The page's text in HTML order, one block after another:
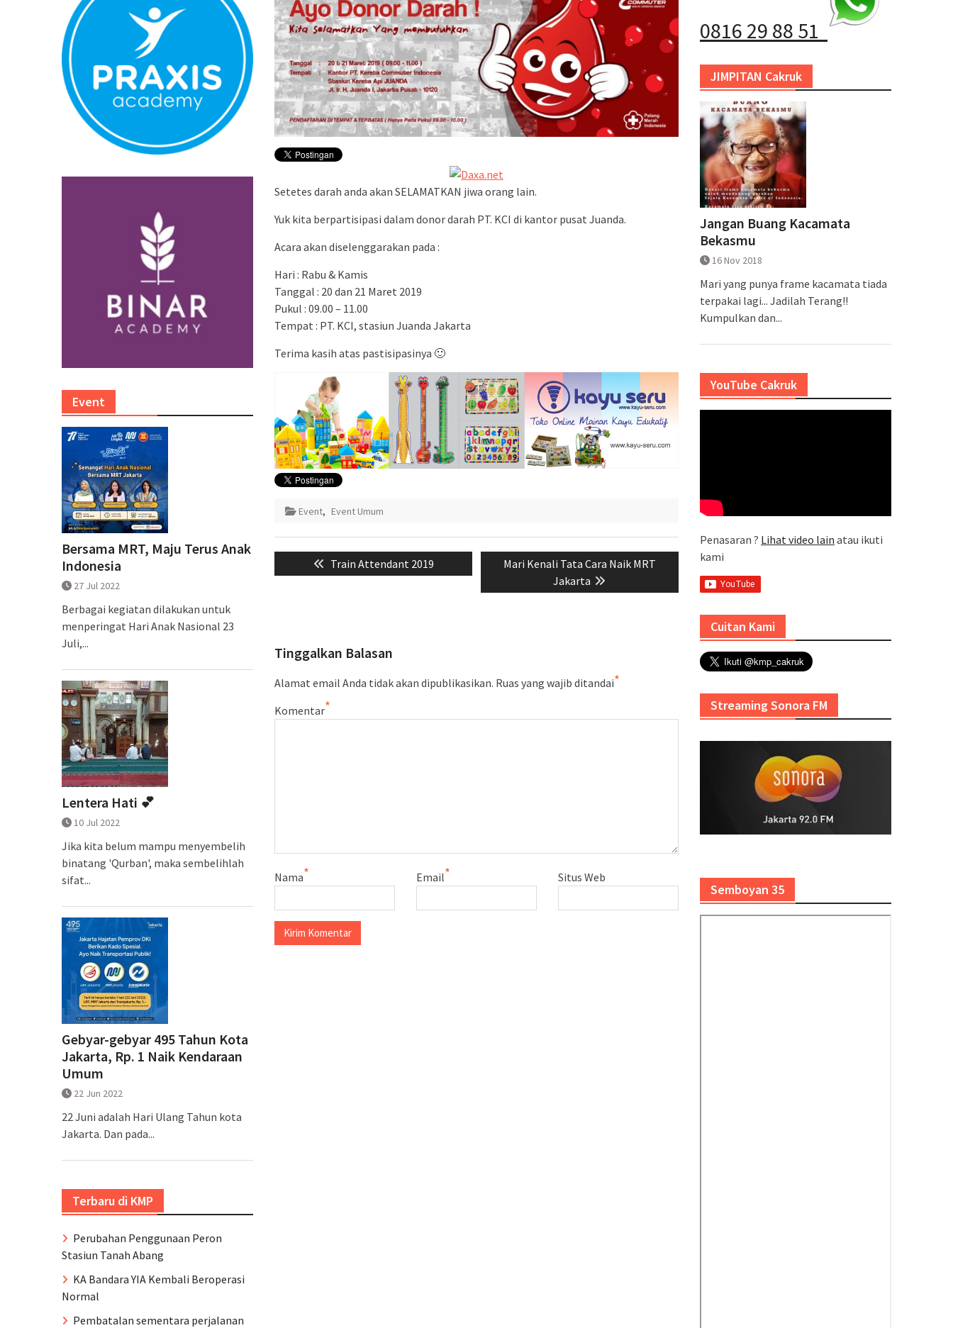
Pembatalan sementara perjalanan KA
Bandara YIA Yogyakarta
Setetes darah anda akan SELAMATKAN jiwa orang lain.
Yuk kita berpartisipasi dalam donor darah PT. KCI di kantor pusat Juanda.
Acara akan diselenggarakan pada :
Hari : Rabu & Kamis
Tanggal : 20 dan 21 Maret 2019
Pukul : 09.00 – 11.00
Tempat : PT. KCI, stasiun Juanda Jakarta
Terima kasih atas pastisipasinya 🙂
Event, Event Umum
Navigasi
pos
Previous
post:
Train Attendant 2019
Next
Mari Kenali Tata Cara Naik MRT
Jakarta
Tinggalkan Balasan
Alamat email Anda tidak akan dipublikasikan. Ruas yang wajib ditandai*
Komentar*
Nama* Email* Situs Web
0816 29 88 51
JIMPITAN Cakruk
Jangan Buang Kacamata
Bekasmu
16 Nov 2018
Mari yang punya frame kacamata tiada
terpakai lagi... Jadilah Terang!!
Kumpulkan dan...
YouTube Cakruk
Penasaran ? Lihat video lain atau ikuti
kami
Cuitan Kami
Streaming Sonora FM
Semboyan 35
Event
Bersama MRT, Maju Terus Anak
Indonesia
27 Jul 2022
Berbagai kegiatan dilakukan untuk
menperingat Hari Anak Nasional 23
Juli,...
Lentera Hati 💕
10 Jul 2022
Jika kita belum mampu menyembelih
binatang 'Qurban', maka sembelihlah
sifat...
Gebyar-gebyar 495 Tahun Kota
Jakarta, Rp. 1 Naik Kendaraan
Umum
22 Jun 2022
22 Juni adalah Hari Ulang Tahun kota
Jakarta. Dan pada...
Terbaru di KMP
Perubahan Penggunaan Peron
Stasiun Tanah Abang
KA Bandara YIA Kembali Beroperasi
Normal
Pembatalan sementara perjalanan